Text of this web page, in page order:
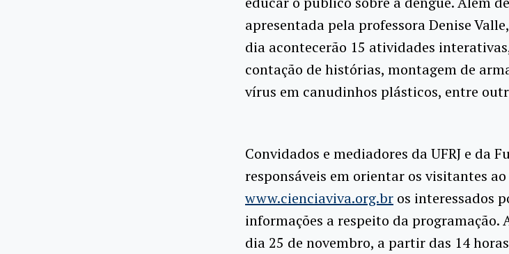
apresentada pela professora Denise
dia acontecerão 15 atividades
contação de histórias, montagem de
vírus em canudinhos plásticos, entre
Convidados e mediadores da UFRJ e da
responsáveis em orientar os visitantes
www.cienciaviva.org.br os interessados
informações a respeito da programação.
dia 25 de novembro, a partir das 14